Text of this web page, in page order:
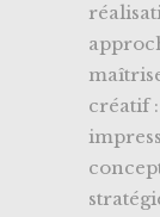
créatif